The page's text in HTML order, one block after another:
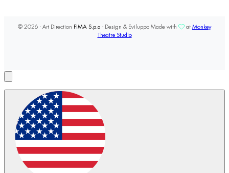
© 2026 - Art Direction FIMA S.p.a - Design & Sviluppo Made with at Monkey
Theatre Studio